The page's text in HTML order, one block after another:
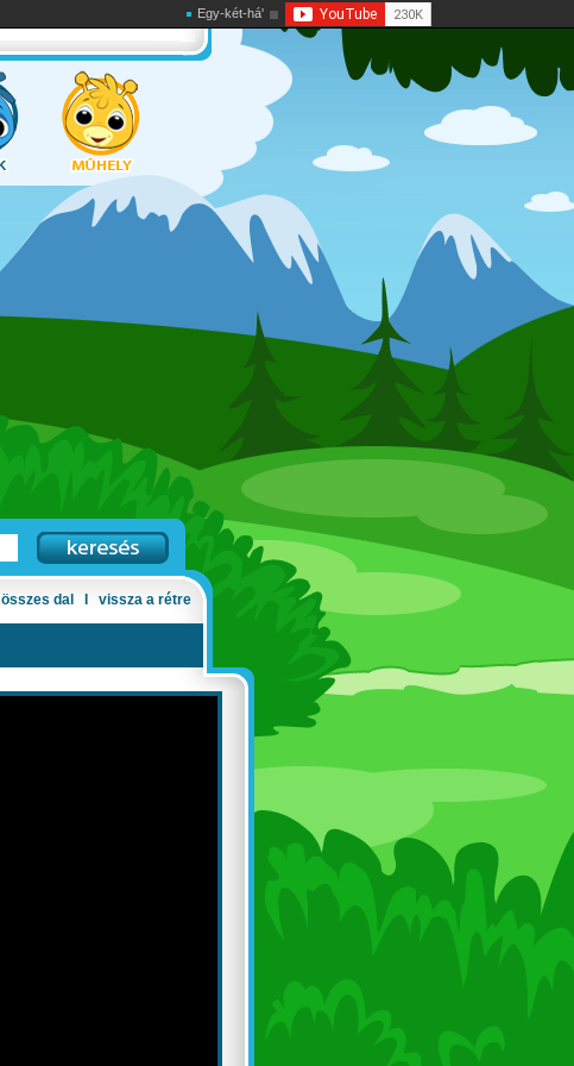
Egy-két-há'
összes dal vissza a rétre